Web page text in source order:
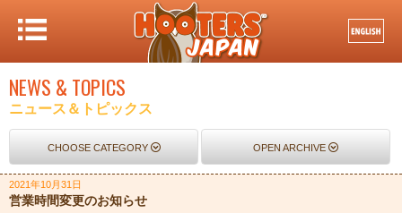
NEWS & TOPICS
ニュース＆トピックス
CHOOSE CATEGORY OPEN ARCHIVE
2021年10月31日
営業時間変更のお知らせ